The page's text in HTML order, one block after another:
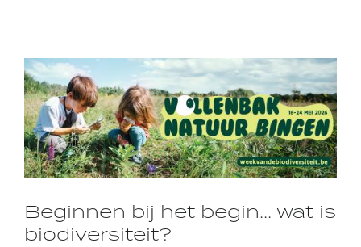
Afbeelding
Beginnen bij het begin... wat is
biodiversiteit?